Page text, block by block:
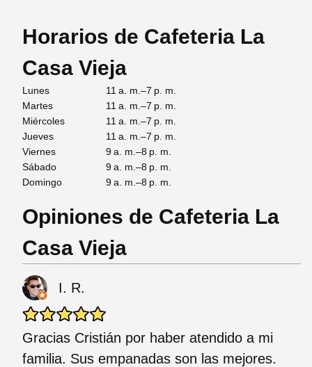
Horarios de Cafeteria La
Casa Vieja
Lunes
11 a. m.–7 p. m.
Martes
11 a. m.–7 p. m.
Miércoles
11 a. m.–7 p. m.
Jueves
11 a. m.–7 p. m.
Viernes
9 a. m.–8 p. m.
Sábado
9 a. m.–8 p. m.
Domingo
9 a. m.–8 p. m.
Opiniones de Cafeteria La
Casa Vieja
I. R.
Gracias Cristián por haber atendido a mi
familia. Sus empanadas son las mejores.